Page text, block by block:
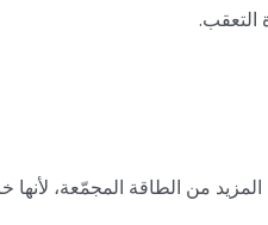
التعقب.
من الطاقة المجمّعة،